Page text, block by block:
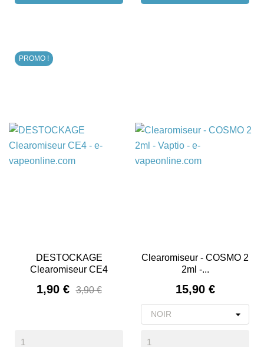
DESTOCKAGE
Clearomiseur CE4
Prix
1,90 € 3,90 €
PROMO !
Clearomiseur - COSMO 2
2ml -...
Prix
15,90 €